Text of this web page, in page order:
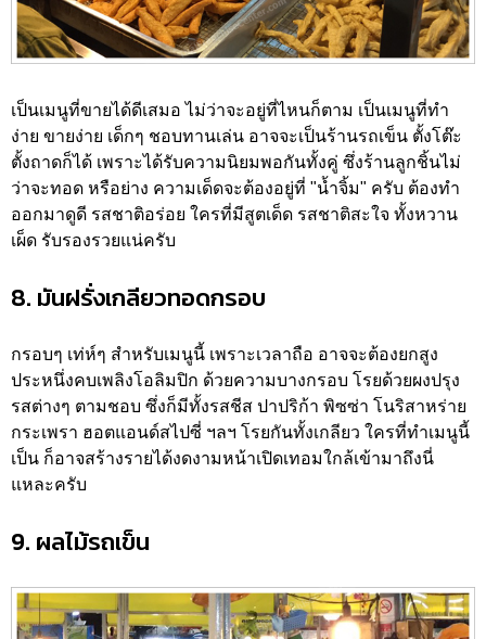
เป็นเมนูที่ขายได้ดีเสมอ ไม่ว่าจะอยู่ที่ไหนก็ตาม เป็นเมนูที่ทำ
ง่าย ขายง่าย เด็กๆ ชอบทานเล่น อาจจะเป็นร้านรถเข็น ตั้งโต๊ะ
ตั้งถาดก็ได้ เพราะได้รับความนิยมพอกันทั้งคู่ ซึ่งร้านลูกชิ้นไม่
ว่าจะทอด หรือย่าง ความเด็ดจะต้องอยู่ที่ "น้ำจิ้ม" ครับ ต้องทำ
ออกมาดูดี รสชาติอร่อย ใครที่มีสูตเด็ด รสชาติสะใจ ทั้งหวาน
เผ็ด รับรองรวยแน่ครับ
8. มันฝรั่งเกลียวทอดกรอบ
กรอบๆ เท่ห์ๆ สำหรับเมนูนี้ เพราะเวลาถือ อาจจะต้องยกสูง
ประหนึ่งคบเพลิงโอลิมปิก ด้วยความบางกรอบ โรยด้วยผงปรุง
รสต่างๆ ตามชอบ ซึ่งก็มีทั้งรสชีส ปาปริก้า พิซซ่า โนริสาหร่าย
กระเพรา ฮอตแอนด์สไปซี่ ฯลฯ โรยกันทั้งเกลียว ใครที่ทำเมนูนี้
เป็น ก็อาจสร้างรายได้งดงามหน้าเปิดเทอมใกล้เข้ามาถึงนี่
แหละครับ
9. ผลไม้รถเข็น